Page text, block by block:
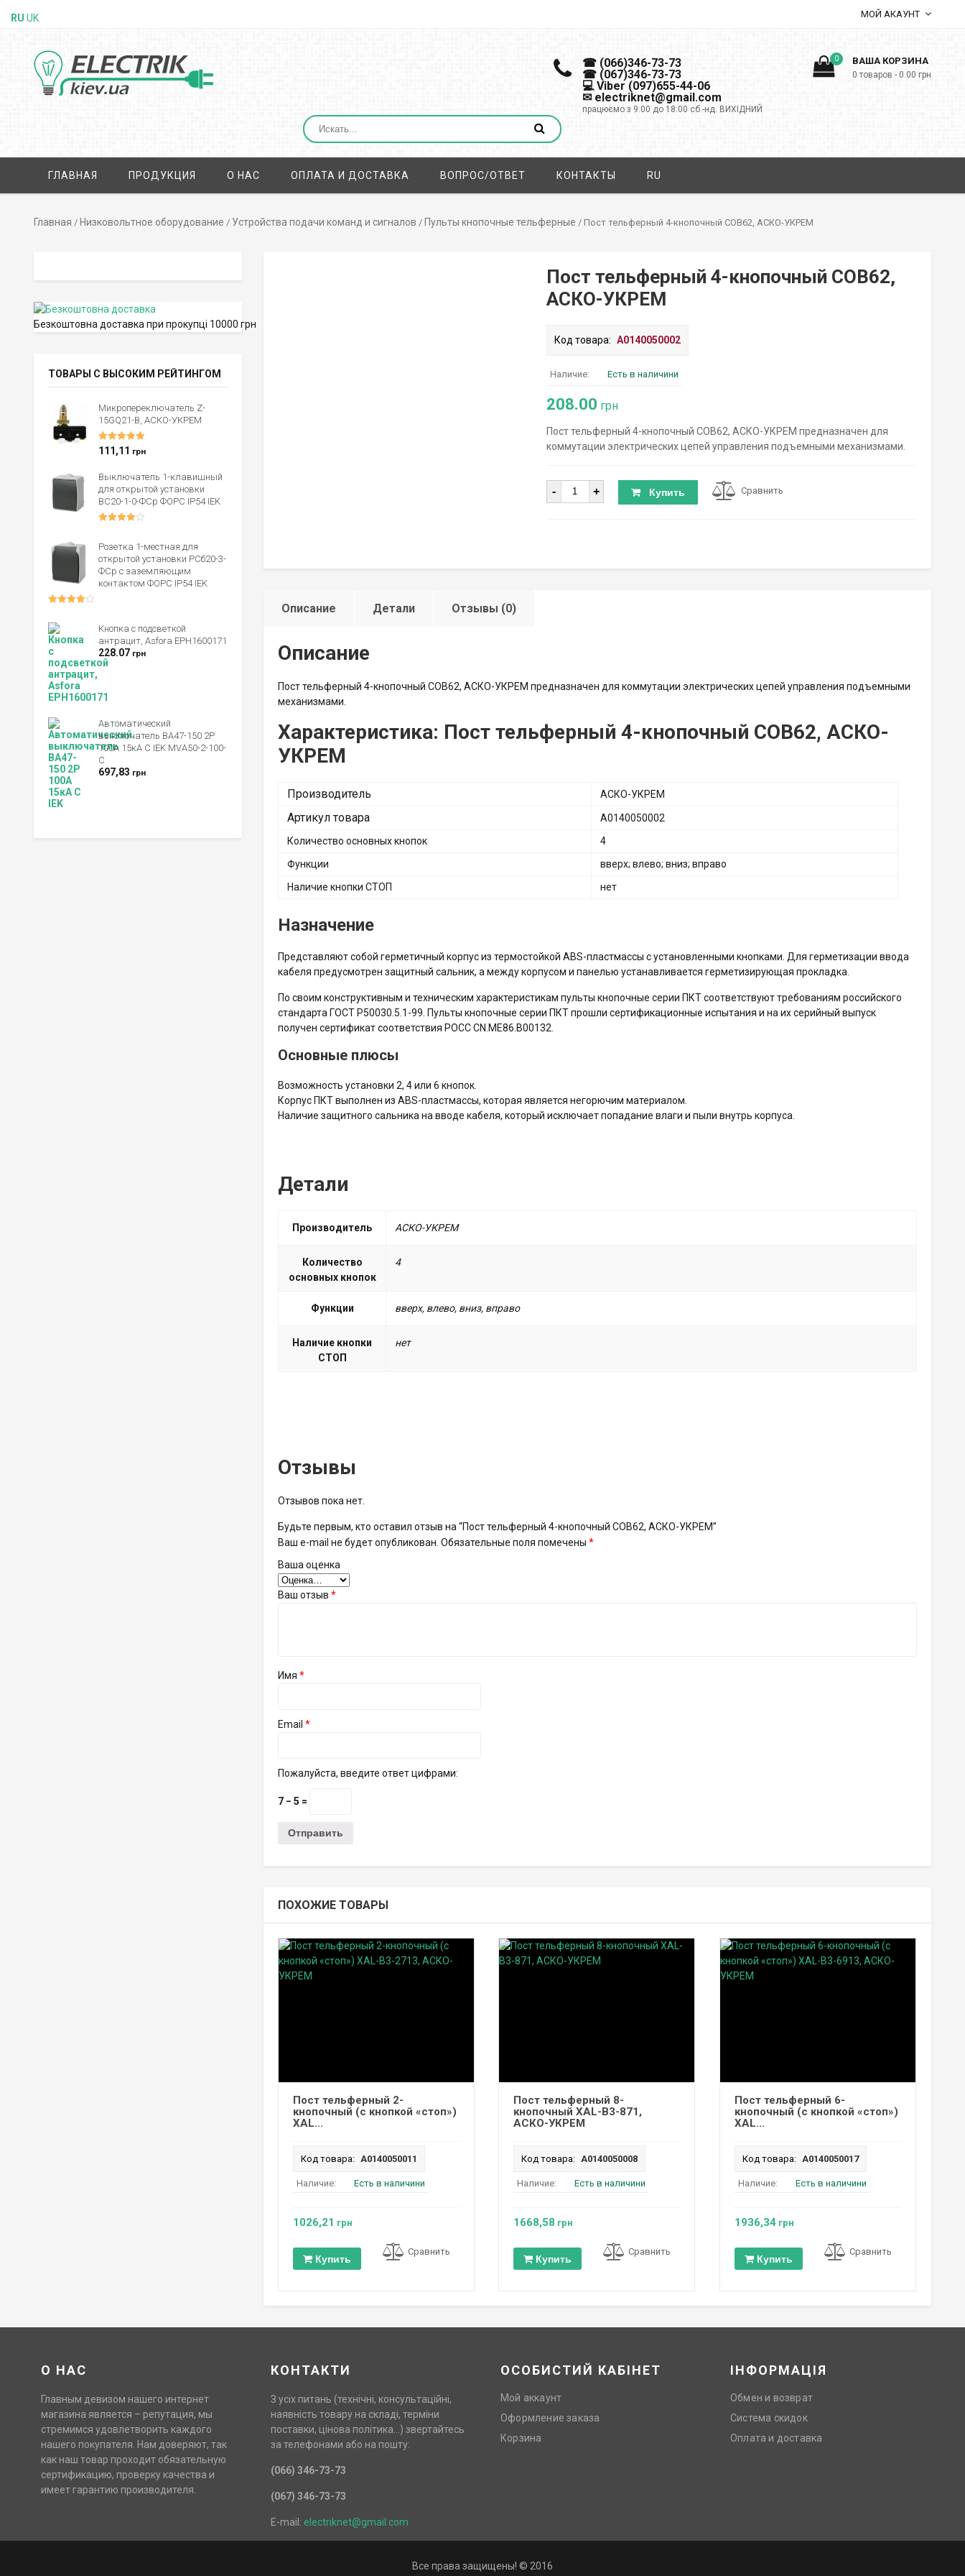
МОЙ АКАУНТ
0 ВАША КОРЗИНА
0 товаров - 0.00 грн
☎ (066)346-73-73
☎ (067)346-73-73
💻 Viber (097)655-44-06
✉ electriknet@gmail.com
працюємо з 9:00 до 18:00 сб.-нд. ВИХІДНИЙ
ГЛАВНАЯ ПРОДУКЦИЯ О НАС ОПЛАТА И ДОСТАВКА ВОПРОС/ОТВЕТ КОНТАКТЫ RU
Главная / Низковольтное оборудование / Устройства подачи команд и сигналов / Пульты кнопочные тельферные / Пост тельферный 4-кнопочный COB62, АСКО-УКРЕМ
Пост тельферный 4-кнопочный COB62,
АСКО-УКРЕМ
Код товара: A0140050002
Наличие: Есть в наличини
208.00 грн
Пост тельферный 4-кнопочный COB62, АСКО-УКРЕМ предназначен для
коммутации электрических цепей управления подъемными механизмами.
Количество
- + Купить Сравнить
Описание Детали Отзывы (0)
Описание
Пост тельферный 4-кнопочный COB62, АСКО-УКРЕМ предназначен для коммутации электрических цепей управления подъемными
механизмами.
Характеристика: Пост тельферный 4-кнопочный COB62, АСКО-
УКРЕМ
Производитель АСКО-УКРЕМ
Артикул товара
A0140050002
Количество основных кнопок
4
Функции
вверх; влево; вниз; вправо
Наличие кнопки СТОП
нет
Назначение
Представляют собой герметичный корпус из термостойкой ABS-пластмассы с установленными кнопками. Для герметизации ввода
кабеля предусмотрен защитный сальник, а между корпусом и панелью устанавливается герметизирующая прокладка.
По своим конструктивным и техническим характеристикам пульты кнопочные серии ПКТ соответствуют требованиям российского
стандарта ГОСТ Р50030.5.1-99. Пульты кнопочные серии ПКТ прошли сертификационные испытания и на их серийный выпуск
получен сертификат соответствия РОСС CN.ME86.B00132.
Основные плюсы
Возможность установки 2, 4 или 6 кнопок.
Корпус ПКТ выполнен из ABS-пластмассы, которая является негорючим материалом.
Наличие защитного сальника на вводе кабеля, который исключает попадание влаги и пыли внутрь корпуса.
Детали
Производитель АСКО-УКРЕМ
Количество
основных кнопок
4
Функции вверх, влево, вниз, вправо
Наличие кнопки
СТОП
нет
Отзывы
Отзывов пока нет.
Будьте первым, кто оставил отзыв на “Пост тельферный 4-кнопочный COB62, АСКО-УКРЕМ”
Ваш e-mail не будет опубликован. Обязательные поля помечены *
Ваша оценка
Ваш отзыв *
Имя *
Email *
Пожалуйста, введите ответ цифрами:
7 − 5 =
ПОХОЖИЕ ТОВАРЫ
Пост тельферный 2-
кнопочный (с кнопкой «стоп»)
XAL...
Код товара: A0140050011
Наличие: Есть в наличини
1026,21 грн
Купить
Сравнить
Пост тельферный 8-
кнопочный XAL-B3-871,
АСКО-УКРЕМ
Код товара: A0140050008
Наличие: Есть в наличини
1668,58 грн
Купить
Сравнить
Пост тельферный 6-
кнопочный (с кнопкой «стоп»)
XAL...
Код товара: A0140050017
Наличие: Есть в наличини
1936,34грн
Купить
Сравнить
Безкоштовна доставка при прокупці 10000 грн
ТОВАРЫ С ВЫСОКИМ РЕЙТИНГОМ
Микропереключатель Z-
15GQ21-B, АСКО-УКРЕМ
Оценка5.00
из 5
111,11 грн
Выключатель 1-клавишный
для открытой установки
ВС20-1-0-ФСр ФОРС IP54 IEK
Розетка 1-местная для
открытой установки РСб20-3-
ФСр с заземляющим
контактом ФОРС IP54 IEK
Кнопка с подсветкой
антрацит, Asfora EPH1600171
228.07 грн
Автоматический
выключатель ВА47-150 2Р
100А 15кА C IEK MVA50-2-100-
C
697,83 грн
О НАС
Главным девизом нашего интернет
магазина является – репутация, мы
стремимся удовлетворить каждого
нашего покупателя. Нам доверяют, так
как наш товар проходит обязательную
сертификацию, проверку качества и
имеет гарантию производителя.
КОНТАКТИ
З усіх питань (технічні, консультаційні,
наявність товару на складі, терміни
поставки, цінова політика…) звертайтесь
за телефонами або на пошту:
(066) 346-73-73
(067) 346-73-73
E-mail: electriknet@gmail.com
ОСОБИСТИЙ КАБІНЕТ
Мой аккаунт
Оформление заказа
Корзина
ІНФОРМАЦІЯ
Обмен и возврат
Система скидок
Оплата и доставка
Все права защищены! © 2016
RU UK